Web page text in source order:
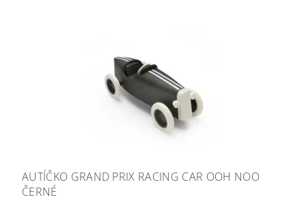
AUTÍČKO GRAND PRIX RACING CAR OOH NOO
ČERNÉ